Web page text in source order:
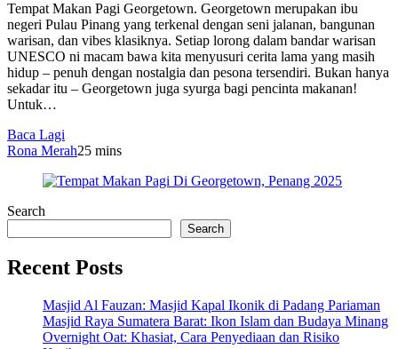
Tempat Makan Pagi Georgetown. Georgetown merupakan ibu
negeri Pulau Pinang yang terkenal dengan seni jalanan, bangunan
warisan, dan vibes klasiknya. Setiap lorong dalam bandar warisan
UNESCO ni macam bawa kita menyusuri cerita lama yang masih
hidup – penuh dengan nostalgia dan pesona tersendiri. Bukan hanya
sekadar itu – Georgetown juga syurga bagi pencinta makanan!
Untuk…
Baca Lagi
Rona Merah25 mins
Search
Search
Recent Posts
Masjid Al Fauzan: Masjid Kapal Ikonik di Padang Pariaman
Masjid Raya Sumatera Barat: Ikon Islam dan Budaya Minang
Overnight Oat: Khasiat, Cara Penyediaan dan Risiko